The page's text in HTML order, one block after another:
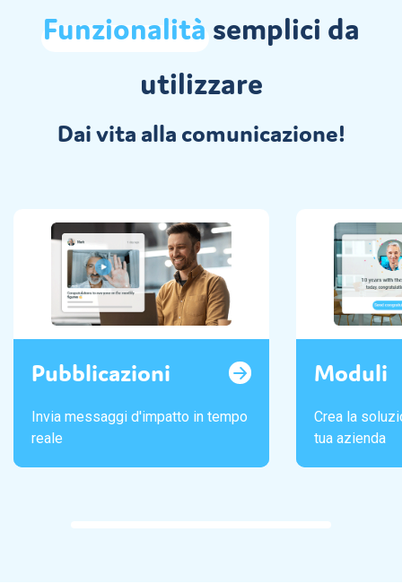
Funzionalità semplici da
utilizzare
Dai vita alla comunicazione!
Pubblicazioni
Invia messaggi d'impatto in tempo
reale
Moduli
Crea la
tua azienda